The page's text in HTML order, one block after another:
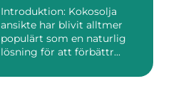
Introduktion: Kokosolja
ansikte har blivit alltmer
populärt som en naturlig
lösning för att förbättr...